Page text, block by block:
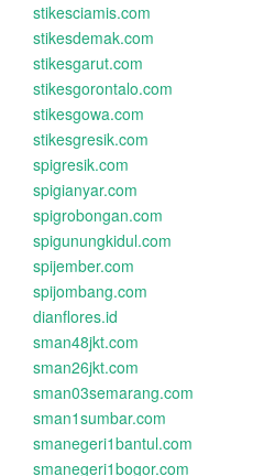
stikesciamis.com
stikesdemak.com
stikesgarut.com
stikesgorontalo.com
stikesgowa.com
stikesgresik.com
spigresik.com
spigianyar.com
spigrobongan.com
spigunungkidul.com
spijember.com
spijombang.com
dianflores.id
sman48jkt.com
sman26jkt.com
sman03semarang.com
sman1sumbar.com
smanegeri1bantul.com
smanegeri1bogor.com